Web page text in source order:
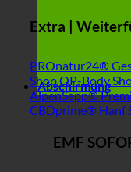
Extra |
PROnatur24®
ShopOP-Body
AlpenSepp®
CBDprime® Hanf
Abschirmung
EMF